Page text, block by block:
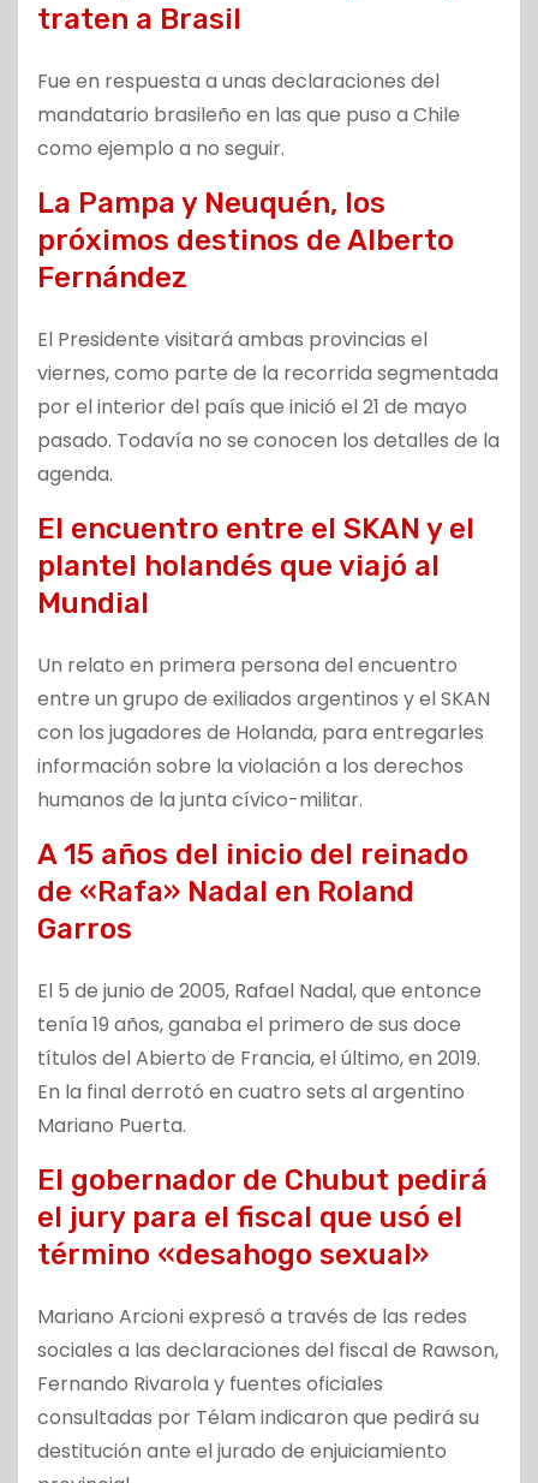
traten a Brasil
Fue en respuesta a unas declaraciones del
mandatario brasileño en las que puso a Chile
como ejemplo a no seguir.
La Pampa y Neuquén, los
próximos destinos de Alberto
Fernández
El Presidente visitará ambas provincias el
viernes, como parte de la recorrida segmentada
por el interior del país que inició el 21 de mayo
pasado. Todavía no se conocen los detalles de la
agenda.
El encuentro entre el SKAN y el
plantel holandés que viajó al
Mundial
Un relato en primera persona del encuentro
entre un grupo de exiliados argentinos y el SKAN
con los jugadores de Holanda, para entregarles
información sobre la violación a los derechos
humanos de la junta cívico-militar.
A 15 años del inicio del reinado
de «Rafa» Nadal en Roland
Garros
El 5 de junio de 2005, Rafael Nadal, que entonce
tenía 19 años, ganaba el primero de sus doce
títulos del Abierto de Francia, el último, en 2019.
En la final derrotó en cuatro sets al argentino
Mariano Puerta.
El gobernador de Chubut pedirá
el jury para el fiscal que usó el
término «desahogo sexual»
Mariano Arcioni expresó a través de las redes
sociales a las declaraciones del fiscal de Rawson,
Fernando Rivarola y fuentes oficiales
consultadas por Télam indicaron que pedirá su
destitución ante el jurado de enjuiciamiento